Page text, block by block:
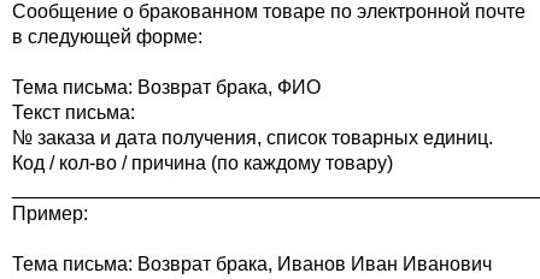
Сообщение о бракованном товаре по электронной почте
в следующей форме:
Тема письма: Возврат брака, ФИО
Текст письма:
№ заказа и дата получения, список товарных единиц.
Код / кол-во / причина (по каждому товару)
Пример:
Тема письма: Возврат брака, Иванов Иван Иванович